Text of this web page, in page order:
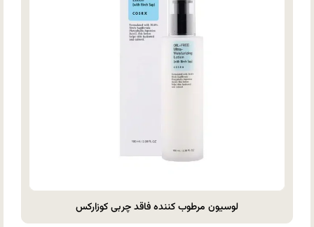
لوسیون مرطوب کننده فاقد چربی کوزارکس